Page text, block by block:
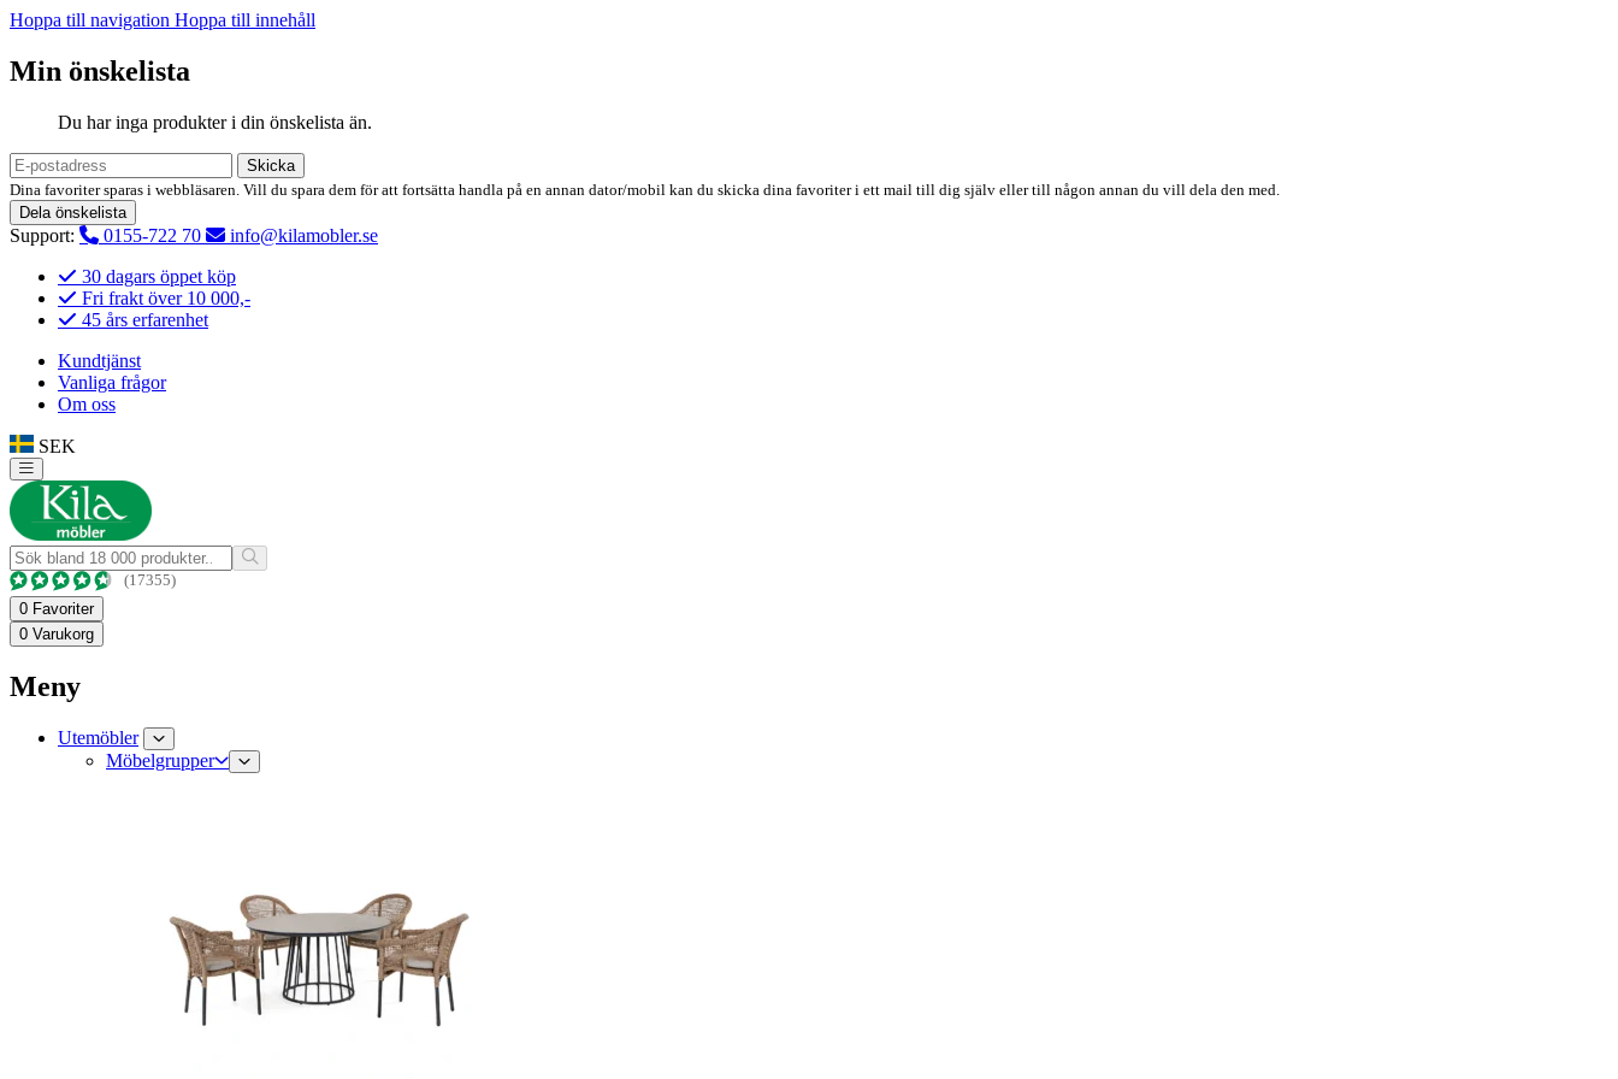
Hoppa till navigation Hoppa till innehåll
Min önskelista
Du har inga produkter i din önskelista än.
Skicka
Dina favoriter sparas i webbläsaren. Vill du spara dem för att fortsätta handla på en annan dator/mobil kan du skicka dina favoriter i ett mail till dig själv eller till någon annan du vill dela den med.
Dela önskelista
Support: 0155-722 70
info@kilamobler.se
30 dagars öppet köp
Fri frakt över 10 000,-
45 års erfarenhet
Kundtjänst
Vanliga frågor
Om oss
SEK
(17355)
0 Favoriter
0 Varukorg
Meny
Utemöbler
Möbelgrupper